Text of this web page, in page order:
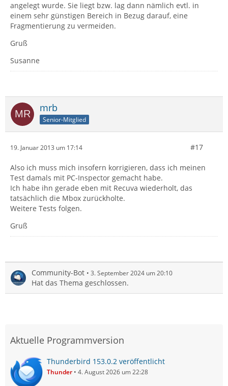
angelegt wurde. Sie liegt bzw. lag dann nämlich evtl. in
einem sehr günstigen Bereich in Bezug darauf, eine
Fragmentierung zu vermeiden.
Gruß
Susanne
mrb
Senior-Mitglied
19. Januar 2013 um 17:14 #17
Also ich muss mich insofern korrigieren, dass ich meinen
Test damals mit PC-Inspector gemacht habe.
Ich habe ihn gerade eben mit Recuva wiederholt, das
tatsächlich die Mbox zurückholte.
Weitere Tests folgen.
Gruß
Community-Bot 3. September 2024 um 20:10
Hat das Thema geschlossen.
Aktuelle Programmversion
Thunderbird 153.0.2 veröffentlicht
Thunder 4. August 2026 um 22:28